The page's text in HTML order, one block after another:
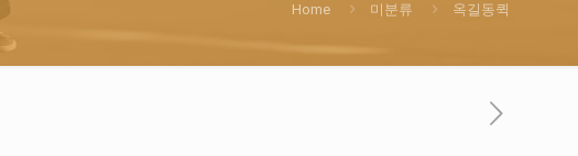
Home 미분류 옥길동퀵